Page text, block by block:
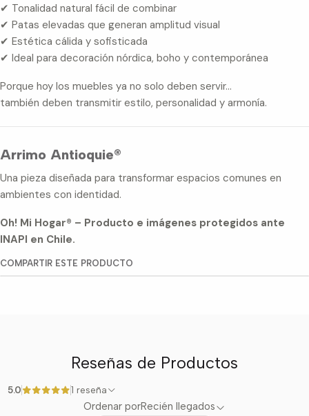
✔ Tonalidad natural fácil de combinar
✔ Patas elevadas que generan amplitud visual
✔ Estética cálida y sofisticada
✔ Ideal para decoración nórdica, boho y contemporánea
Porque hoy los muebles ya no solo deben servir…
también deben transmitir estilo, personalidad y armonía.
Arrimo Antioquie®
Una pieza diseñada para transformar espacios comunes en
ambientes con identidad.
Oh! Mi Hogar® – Producto e imágenes protegidos ante
INAPI en Chile.
COMPARTIR ESTE PRODUCTO
Reseñas de Productos
5.0 1 reseña
Ordenar porRecién llegados